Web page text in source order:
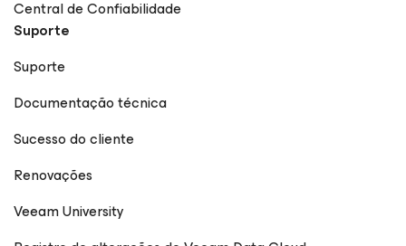
Central de Confiabilidade
Suporte
Suporte
Documentação técnica
Sucesso do cliente
Renovações
Veeam University